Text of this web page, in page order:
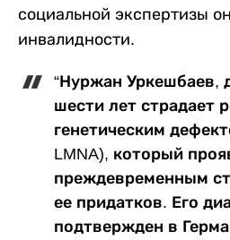
социальной экспертизы
инвалидности.
“Нуржан Уркешбаев,
шести лет страдает
генетическим
LMNA), который
преждевременным
ее придатков. Его
подтвержден в